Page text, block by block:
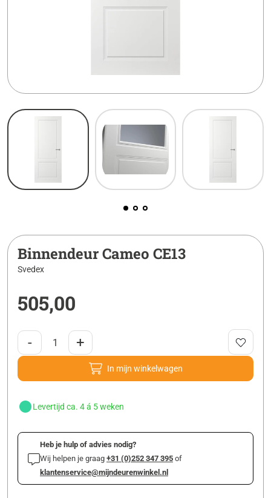
Binnendeur Cameo CE13
Svedex
505,00
- +
In mijn winkelwagen
Levertijd ca. 4 á 5 weken
Heb je hulp of advies nodig?
Wij helpen je graag +31 (0)252 347 395 of
klantenservice@mijndeurenwinkel.nl